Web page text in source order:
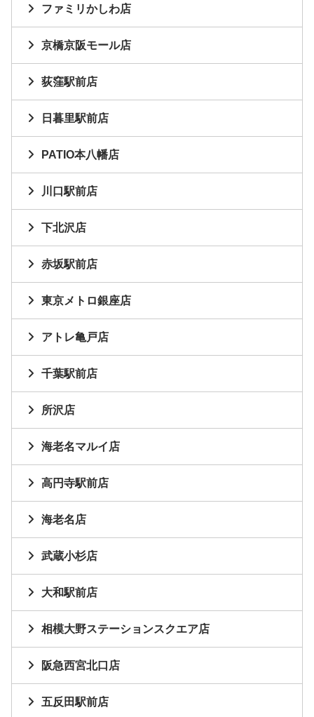
ファミリかしわ店
京橋京阪モール店
荻窪駅前店
日暮里駅前店
PATIO本八幡店
川口駅前店
下北沢店
赤坂駅前店
東京メトロ銀座店
アトレ亀戸店
千葉駅前店
所沢店
海老名マルイ店
高円寺駅前店
海老名店
武蔵小杉店
大和駅前店
相模大野ステーションスクエア店
阪急西宮北口店
五反田駅前店